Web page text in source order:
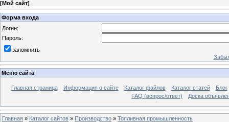
[Мой сайт]
Форма входа
Логин:
Пароль:
запомнить
Меню сайта
Главная страница Информация о сайте Каталог файлов Каталог статей
Блог
FAQ (вопрос/ответ)
Доска
Главная » Каталог сайтов » Производство » Топливная промышленность